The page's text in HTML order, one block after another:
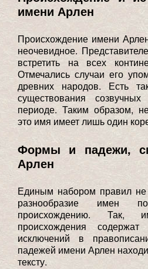
имени Арлен
Происхождение имени
неочевидное.
встретить на всех
Отмечались случаи его
древних народов. Есть
существования
периоде. Таким образом,
это имя имеет лишь один
Формы и падежи,
Арлен
Единым набором правил не
разнообразие имен
происхождению. Так,
происхождения
исключений в
падежей имени Арлен
тексту.